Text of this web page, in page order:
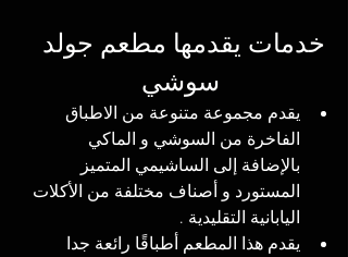
خدمات يقدمها مطعم جولد
سوشي
يقدم مجموعة متنوعة من الاطباق
الفاخرة من السوشي و الماكي
بالإضافة إلى الساشيمي المتميز
المستورد و أصناف مختلفة من الأكلات
اليابانية التقليدية .
يقدم هذا المطعم أطباقًا رائعة جدا